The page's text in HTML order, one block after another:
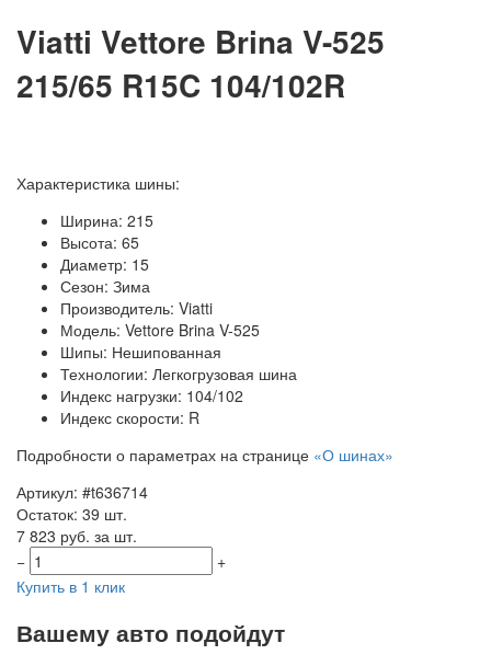
Viatti Vettore Brina V-525
215/65 R15C 104/102R
Характеристика шины:
Ширина: 215
Высота: 65
Диаметр: 15
Сезон: Зима
Производитель: Viatti
Модель: Vettore Brina V-525
Шипы: Нешипованная
Технологии: Легкогрузовая шина
Индекс нагрузки: 104/102
Индекс скорости: R
Подробности о параметрах на странице «О шинах»
Артикул: #t636714
Остаток: 39 шт.
7 823 руб. за шт.
−
+
Купить в 1 клик
Вашему авто подойдут